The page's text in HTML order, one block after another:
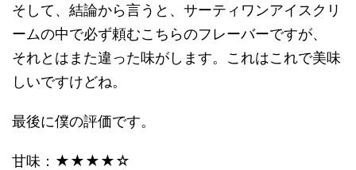
そして、結論から言うと、サーティワンアイスクリ
ームの中で必ず頼むこちらのフレーバーですが、
それとはまた違った味がします。これはこれで美味
しいですけどね。
最後に僕の評価です。
甘味：★★★★☆